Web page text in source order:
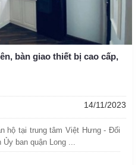
bàn giao thiết bị cao cấp,
14/11/2023
hộ tại trung tâm Việt Hưng - Đối
ban quận Long ...